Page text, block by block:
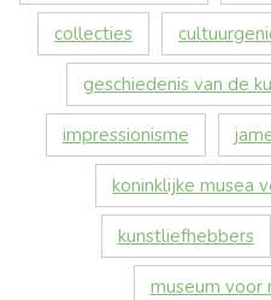
collecties
geschiedenis van de
impressionisme
koninklijke musea
kunstliefhebbers
museum voor